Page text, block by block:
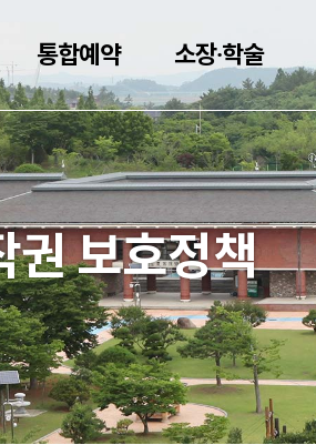
통합예약 소장·학술
권 보호정책